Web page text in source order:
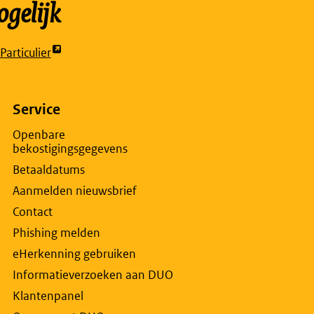
Service
Openbare
bekostigingsgegevens
Betaaldatums
Aanmelden nieuwsbrief
Contact
Phishing melden
eHerkenning gebruiken
Informatieverzoeken aan DUO
Klantenpanel